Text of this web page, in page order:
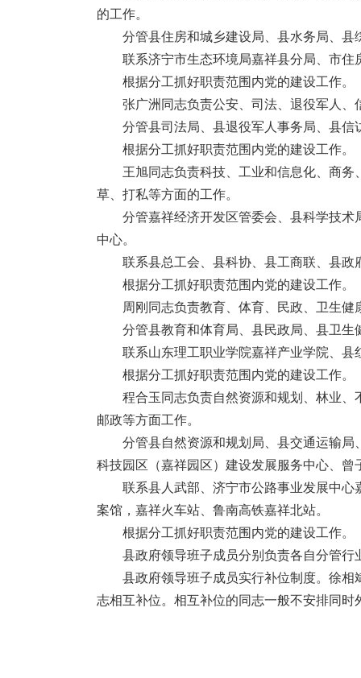
的工作。
分管县住房和城乡建设局、县水务局、县
联系济宁市生态环境局嘉祥县分局、市
根据分工抓好职责范围内党的建设工作。
张广洲同志负责公安、司法、退役军人
分管县司法局、县退役军人事务局、县信
根据分工抓好职责范围内党的建设工作。
王旭同志负责科技、工业和信息化、商
草、打私等方面的工作。
分管嘉祥经济开发区管委会、县科学技
中心。
联系县总工会、县科协、县工商联、县
根据分工抓好职责范围内党的建设工作。
周刚同志负责教育、体育、民政、卫生
分管县教育和体育局、县民政局、县卫生
联系山东理工职业学院嘉祥产业学院、县
根据分工抓好职责范围内党的建设工作。
程合玉同志负责自然资源和规划、林业
邮政等方面工作。
分管县自然资源和规划局、县交通运输
科技园区（嘉祥园区）建设发展服务中心、曾
联系县人武部、济宁市公路事业发展中
案馆，嘉祥火车站、鲁南高铁嘉祥北站。
根据分工抓好职责范围内党的建设工作。
县政府领导班子成员分别负责各自分管
县政府领导班子成员实行补位制度。徐
志相互补位。相互补位的同志一般不安排同